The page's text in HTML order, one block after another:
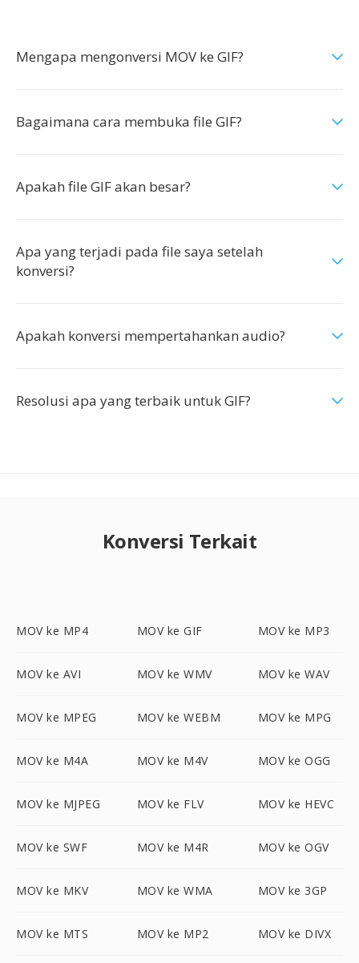
Mengapa mengonversi MOV ke GIF?
Bagaimana cara membuka file GIF?
Apakah file GIF akan besar?
Apa yang terjadi pada file saya setelah
konversi?
Apakah konversi mempertahankan audio?
Resolusi apa yang terbaik untuk GIF?
Konversi Terkait
MOV ke MP4 MOV ke GIF MOV ke MP3
MOV ke AVI MOV ke WMV MOV ke WAV
MOV ke MPEG MOV ke WEBM MOV ke MPG
MOV ke M4A MOV ke M4V MOV ke OGG
MOV ke MJPEG MOV ke FLV MOV ke HEVC
MOV ke SWF MOV ke M4R MOV ke OGV
MOV ke MKV MOV ke WMA MOV ke 3GP
MOV ke MTS MOV ke MP2 MOV ke DIVX